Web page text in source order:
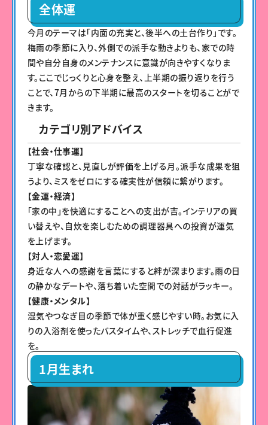
全体運
今月のテーマは「内面の充実と、後半への土台作り」です。
梅雨の季節に入り、外側での派手な動きよりも、家での時
間や自分自身のメンテナンスに意識が向きやすくなりま
す。ここでじっくりと心身を整え、上半期の振り返りを行う
ことで、7月からの下半期に最高のスタートを切ることがで
きます。
カテゴリ別アドバイス
【社会・仕事運】
丁寧な確認と、見直しが評価を上げる月。派手な成果を狙
うより、ミスをゼロにする確実性が信頼に繋がります。
【金運・経済】
「家の中」を快適にすることへの支出が吉。インテリアの買
い替えや、自炊を楽しむための調理器具への投資が運気
を上げます。
【対人・恋愛運】
身近な人への感謝を言葉にすると絆が深まります。雨の日
の静かなデートや、落ち着いた空間での対話がラッキー。
【健康・メンタル】
湿気やつなぎ目の季節で体が重く感じやすい時。お気に入
りの入浴剤を使ったバスタイムや、ストレッチで血行促進
を。
1月生まれ